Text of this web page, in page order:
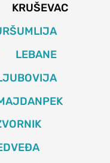
KRUŠEVAC
LEBANE